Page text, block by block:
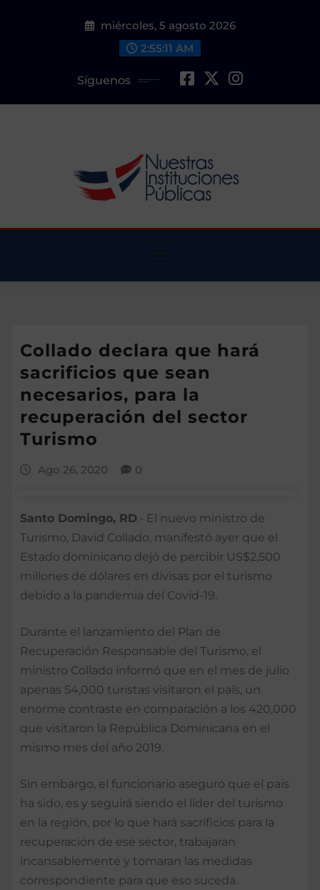
miércoles, 5 agosto 2026
2:55:12 AM
Síguenos
Collado declara que hará
sacrificios que sean
necesarios, para la
recuperación del sector
Turismo
Ago 26, 2020 0
Santo Domingo, RD.- El nuevo ministro de
Turismo, David Collado, manifestó ayer que el
Estado dominicano dejó de percibir US$2,500
millones de dó­lares en divisas por el turismo
debido a la pande­mia del Covid-19.
Durante el lanzamiento del Plan de
Recuperación Responsable del Turismo, el
ministro Collado informó que en el mes de julio
apenas 54,000 turistas visitaron el país, un
enorme contraste en comparación a los 420,000
que visitaron la República Dominicana en el
mismo mes del año 2019.
Sin embargo, el funcionario aseguró que el país
ha sido, es y seguirá siendo el líder del turismo
en la región, por lo que hará sacrificios para la
recuperación de ese sector, trabajaran
incansablemente y tomaran las medidas
correspondiente para que eso suceda.